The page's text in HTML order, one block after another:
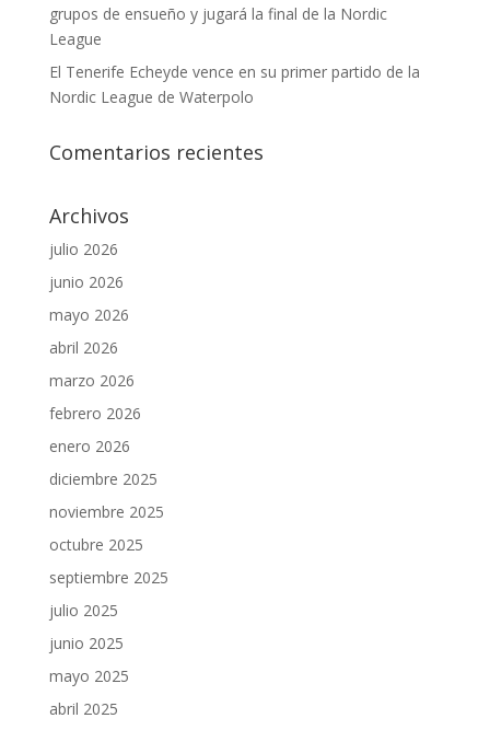
grupos de ensueño y jugará la final de la Nordic
League
El Tenerife Echeyde vence en su primer partido de la
Nordic League de Waterpolo
Comentarios recientes
Archivos
julio 2026
junio 2026
mayo 2026
abril 2026
marzo 2026
febrero 2026
enero 2026
diciembre 2025
noviembre 2025
octubre 2025
septiembre 2025
julio 2025
junio 2025
mayo 2025
abril 2025